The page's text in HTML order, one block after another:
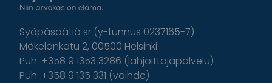
Syöpäsäätiö sr (y-tunnus 0237165-7)
Mäkelänkatu 2, 00500 Helsinki
Puh. +358 9 1353 3286 (lahjoittajapalvelu)
Puh. +358 9 135 331 (vaihde)